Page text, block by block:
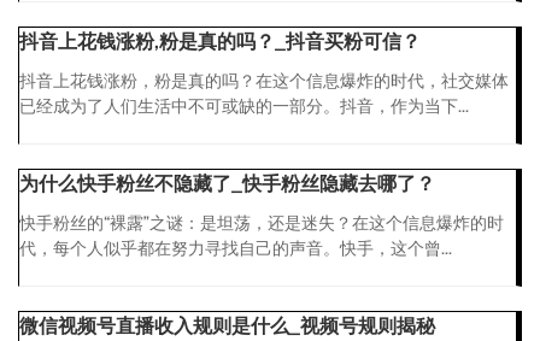
抖音上花钱涨粉,粉是真的吗？_抖音买粉可信？
抖音上花钱涨粉，粉是真的吗？在这个信息爆炸的时代，社交媒体
已经成为了人们生活中不可或缺的一部分。抖音，作为当下...
为什么快手粉丝不隐藏了_快手粉丝隐藏去哪了？
快手粉丝的“裸露”之谜：是坦荡，还是迷失？在这个信息爆炸的时
代，每个人似乎都在努力寻找自己的声音。快手，这个曾...
微信视频号直播收入规则是什么_视频号规则揭秘